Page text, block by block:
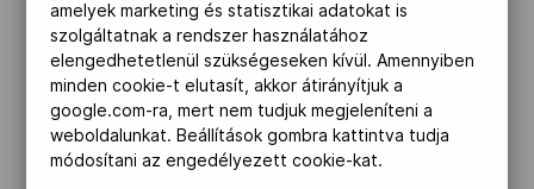
játékokon, míg a téli játékokra 970
atlétára és 580 hivatalnokra számítanak.
Minden résztvevő országnak legalább
négy résztvevőt kell indítani.
amelyek marketing és statisztikai adatokat is
szolgáltatnak a rendszer használatához
elengedhetetlenül szükségeseken kívül. Amennyiben
minden cookie-t elutasít, akkor átirányítjuk a
google.com-ra, mert nem tudjuk megjeleníteni a
weboldalunkat. Beállítások gombra kattintva tudja
módosítani az engedélyezett cookie-kat.